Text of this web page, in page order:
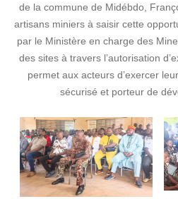
de la commune de Midébdo,
artisans miniers à saisir cette
par le Ministère en charge des
des sites à travers l’autorisation
permet aux acteurs d’exercer
sécurisé et porteur de